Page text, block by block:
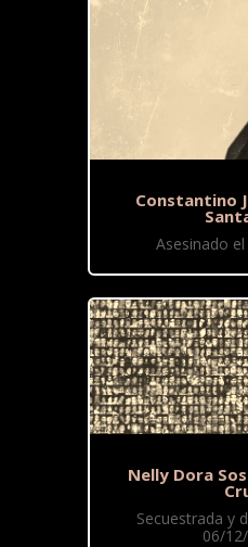
Constantino
Asesinado
Nelly Dora
Secuestrada y
06/